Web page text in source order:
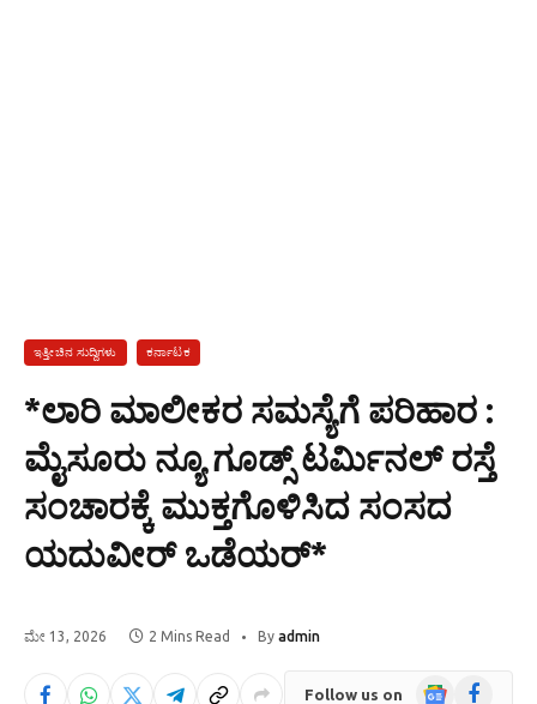
ಇತ್ತೀಚಿನ ಸುದ್ದಿಗಳು ಕರ್ನಾಟಕ
*ಲಾರಿ ಮಾಲೀಕರ ಸಮಸ್ಯೆಗೆ ಪರಿಹಾರ :
ಮೈಸೂರು ನ್ಯೂ ಗೂಡ್ಸ್‌ ಟರ್ಮಿನಲ್‌ ರಸ್ತೆ
ಸಂಚಾರಕ್ಕೆ ಮುಕ್ತಗೊಳಿಸಿದ ಸಂಸದ
ಯದುವೀರ್‌ ಒಡೆಯರ್‌*
ಮೇ 13, 2026 2 Mins Read By admin
Follow us on
GoogleFacebook